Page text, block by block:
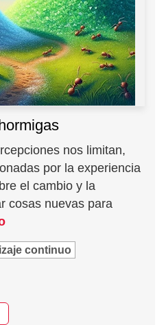
nos limitan,
por la experiencia
el cambio y la
cosas nuevas para
continuo